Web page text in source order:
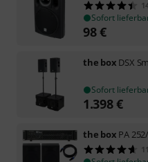
Sofort
98€
the box DSX
Sofort
1.398€
the box PA